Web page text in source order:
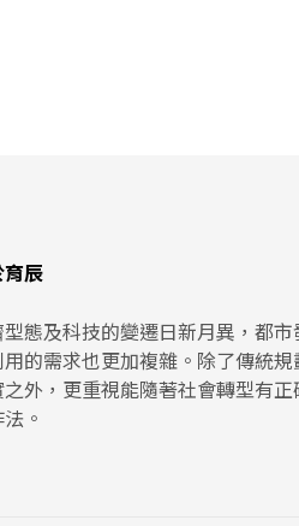
辰
態及科技的變遷日新月異，都市
的需求也更加複雜。除了傳統規
之外，更重視能隨著社會轉型有正
。